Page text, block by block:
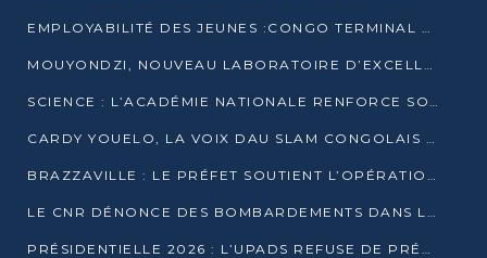
EMPLOYABILITÉ DES JEUNES :CONGO TERMINAL S’ALLIE À L’ESCIC POUR RAPPROCHER L’ÉCOLE DU TERRAIN
MOUYONDZI, NOUVEAU LABORATOIRE D’EXCELLENCE PÉDAGOGIQUE AVEC L’ENFICE
SCIENCE : L’ACADÉMIE NATIONALE RENFORCE SON ÉQUIPE ET TRACE SA FEUILLE DE ROUTE 2026
CARDY YOUELO, LA VOIX DAU SLAM CONGOLAIS QUI INTERPELLE LE MONDE
BRAZZAVILLE : LE PRÉFET SOUTIENT L’OPÉRATION « ZÉRO KULUNA » ET APPELLE À LA VIGILANCE CITOYENNE
LE CNR DÉNONCE DES BOMBARDEMENTS DANS LE POOL ET ACCUSE LE GOUVERNEMENT
PRÉSIDENTIELLE 2026 : L’UPADS REFUSE DE PRÉSENTER UN CANDIDAT ET DÉNONCE UN PROCESSUS NON CRÉDIBLE